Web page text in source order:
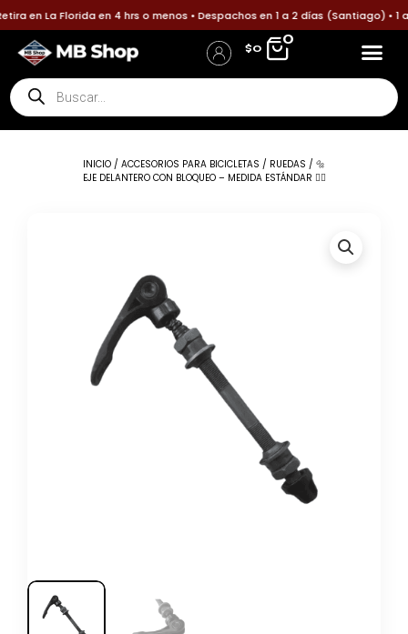
Ir
al
contenido
en La Florida en 4 hrs o menos • Despachos en 1 a 2 días (Santiago) •
$0
0
Búsqueda
de
productos
INICIO / ACCESORIOS PARA BICICLETAS / RUEDAS / 🔩
EJE DELANTERO CON BLOQUEO – MEDIDA ESTÁNDAR 🚴‍♂️